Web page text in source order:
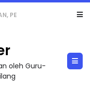
DUNIA
oleh Guru-